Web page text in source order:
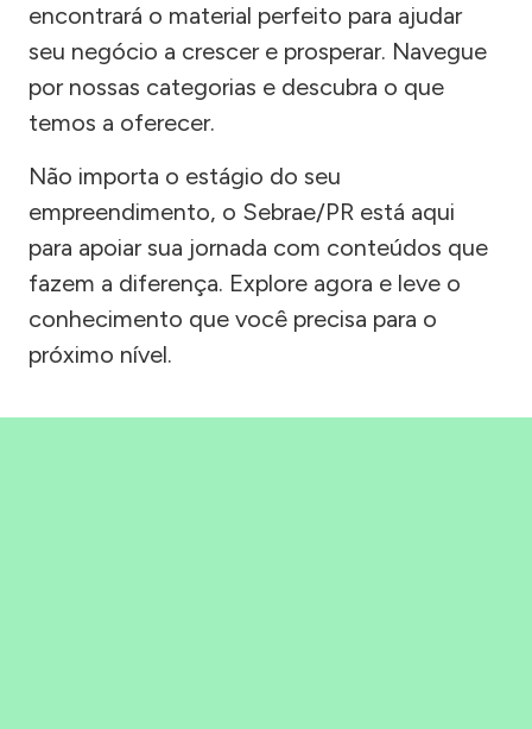
encontrará o material perfeito para ajudar
seu negócio a crescer e prosperar. Navegue
por nossas categorias e descubra o que
temos a oferecer.
Não importa o estágio do seu
empreendimento, o Sebrae/PR está aqui
para apoiar sua jornada com conteúdos que
fazem a diferença. Explore agora e leve o
conhecimento que você precisa para o
próximo nível.